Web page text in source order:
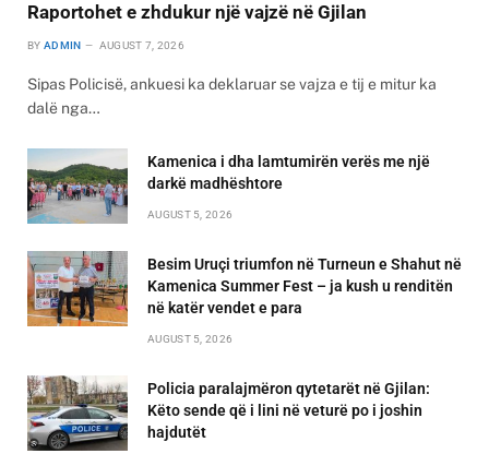
Raportohet e zhdukur një vajzë në Gjilan
BY ADMIN AUGUST 7, 2026
Sipas Policisë, ankuesi ka deklaruar se vajza e tij e mitur ka
dalë nga…
Kamenica i dha lamtumirën verës me një
darkë madhështore
AUGUST 5, 2026
Besim Uruçi triumfon në Turneun e Shahut në
Kamenica Summer Fest – ja kush u renditën
në katër vendet e para
AUGUST 5, 2026
Policia paralajmëron qytetarët në Gjilan:
Këto sende që i lini në veturë po i joshin
hajdutët